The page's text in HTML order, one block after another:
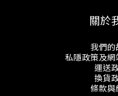
關於
我們的
私隱政策及
運送
換貨
條款與